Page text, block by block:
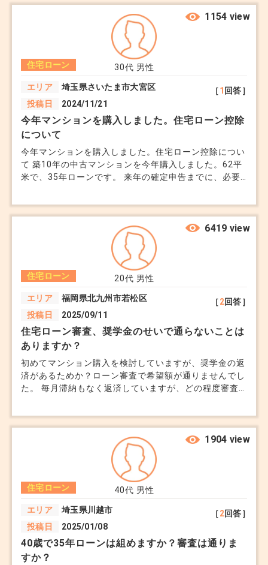
30代 男性
住宅ローン
エリア
埼玉県さいたま市大宮区
投稿日
2024/11/21
［1 回答］
1154 view
今年マンションを購入しました。住宅ローン控除
について
今年マンションを購入しました。住宅ローン控除につい
て 築10年の中古マンションを今年購入しました。62平
米で、35年ローンです。 来年の確定申告までに、必要
順など詳しく教えて頂きたいです。
20代 男性
住宅ローン
エリア
福岡県北九州市若松区
投稿日
2025/09/11
［2回答］
6419 view
住宅ローン審査、奨学金のせいで通らないことは
ありますか？
初めてマンション購入を検討していますが、奨学金の返
済があるためか？ローン審査で希望額が通りませんでし
た。 毎月滞納もなく返済していますが、どの程度審査
円で、半年ごとに10万円の大きな支払いがあります。
年収は600万円で、私の個人名義で4,000万円の中古マ
ンションを買おうと思っていました。 もし奨学金が足
かせになるのだとしたら、やるせないです。
40代 男性
住宅ローン
エリア
埼玉県川越市
投稿日
2025/01/08
［2回答］
1904 view
40歳で35年ローンは組めますか？審査は通りま
すか？